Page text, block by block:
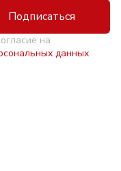
Подписаться
на
данных